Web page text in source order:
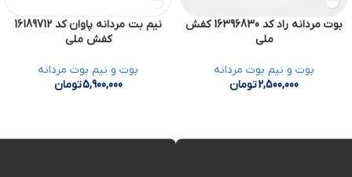
بوت مردانه راد کد 16396830 کفش
ملی
بوت و نیم بوت مردانه
2,500,000تومان
نیم بت مردانه پاوان کد 16189712
کفش ملی
بوت و نیم بوت مردانه
5,900,000تومان